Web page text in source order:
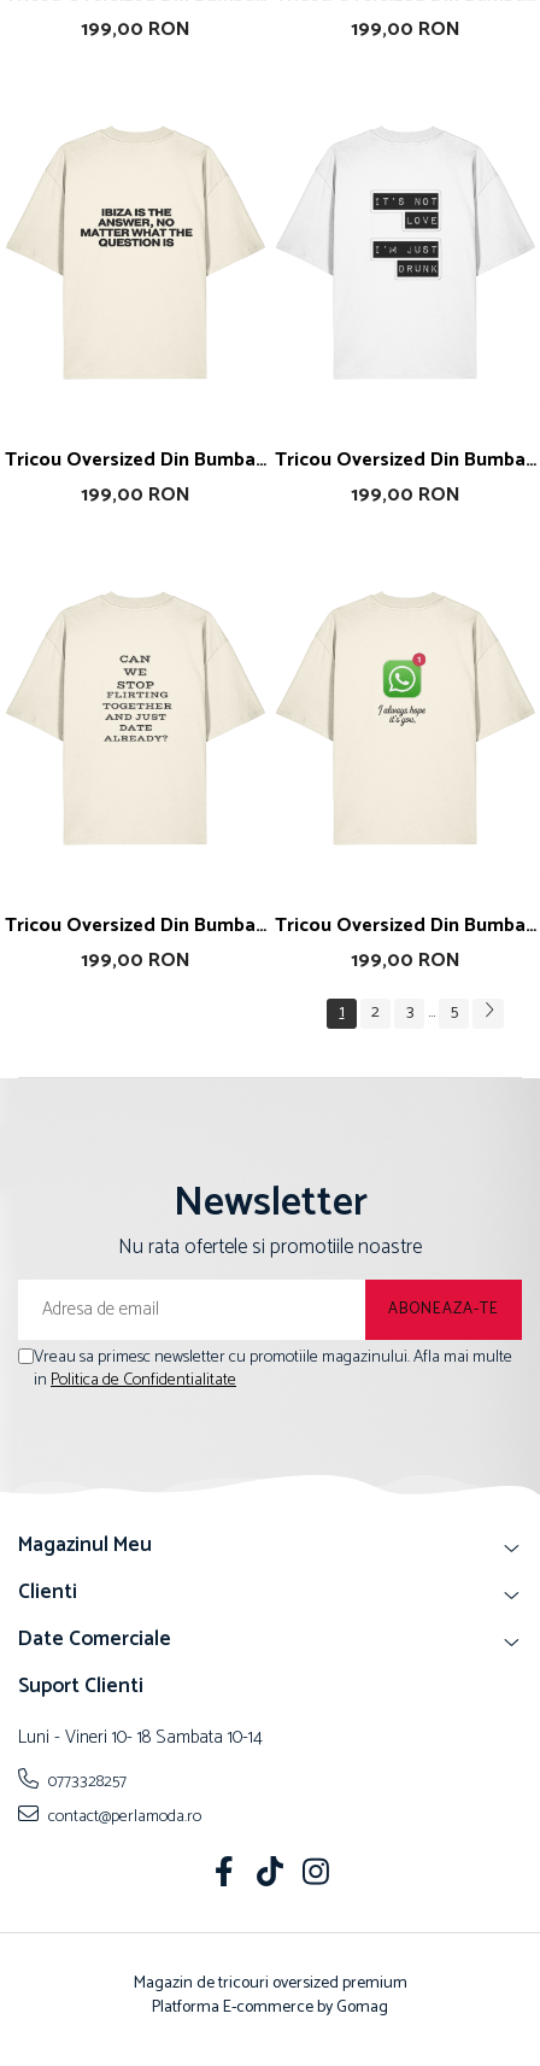
Organic If You're Flirting199,00 RON
Organic I Will Seduce You
199,00 RON
Tricou Oversized Din Bumbac
Organic Ibiza Is The Answer
199,00 RON
Tricou Oversized Din Bumbac
Organic I Am Just Drunk
199,00 RON
Tricou Oversized Din Bumbac
Organic Can You Stop Flirting
199,00 RON
Tricou Oversized Din Bumbac
Organic I Always Hope
199,00 RON
1 2 3 ... 5
Newsletter
Nu rata ofertele si promotiile noastre
Vreau sa primesc newsletter cu promotiile magazinului. Afla mai multe
inPolitica de Confidentialitate
Magazinul Meu
Clienti
Date Comerciale
Suport Clienti
Luni - Vineri 10- 18 Sambata 10-14
0773328257
contact@perlamoda.ro
Magazin de tricouri oversized premium
Platforma E-commerce by Gomag